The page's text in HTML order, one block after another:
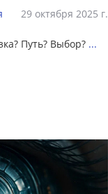
29 октября 2025 г.
Путь? Выбор? ...